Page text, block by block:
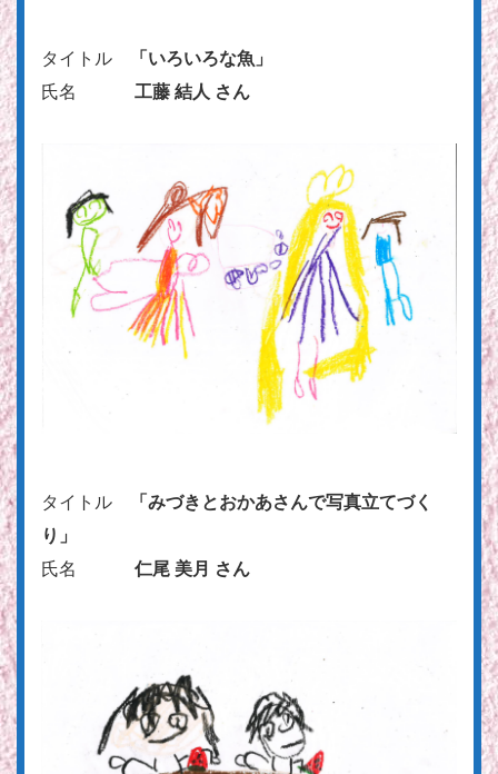
タイトル
「いろいろな魚」
氏名 工藤 結人 さん
タイトル
「みづきとおかあさんで写真立てづく
り」
氏名 仁尾 美月 さん